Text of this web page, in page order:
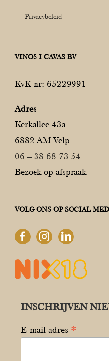
Privacybeleid
VINOS I CAVAS BV
KvK-nr: 65229991
Adres
Kerkallee 43a
6882 AM Velp
06 – 38 68 73 54
Bezoek op afspraak
VOLG ONS OP SOCIAL
INSCHRIJVEN
E-mail adres *